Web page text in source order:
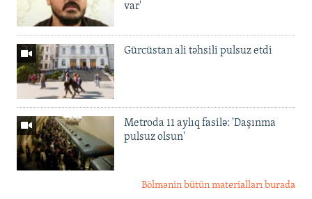
var'
Gürcüstan ali təhsili pulsuz etdi
Metroda 11 aylıq fasilə: 'Daşınma
pulsuz olsun'
Bölmənin bütün materialları burada